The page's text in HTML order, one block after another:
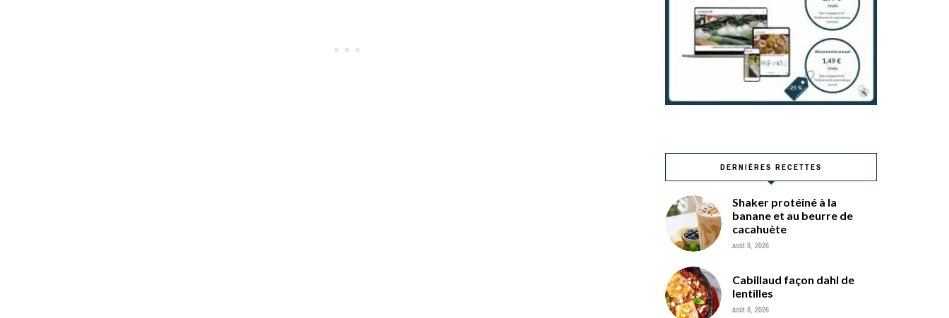
DERNIÈRES RECETTES
Shaker protéiné à la
banane et au beurre de
cacahuète
août 8, 2026
Cabillaud façon dahl de
lentilles
août 8, 2026